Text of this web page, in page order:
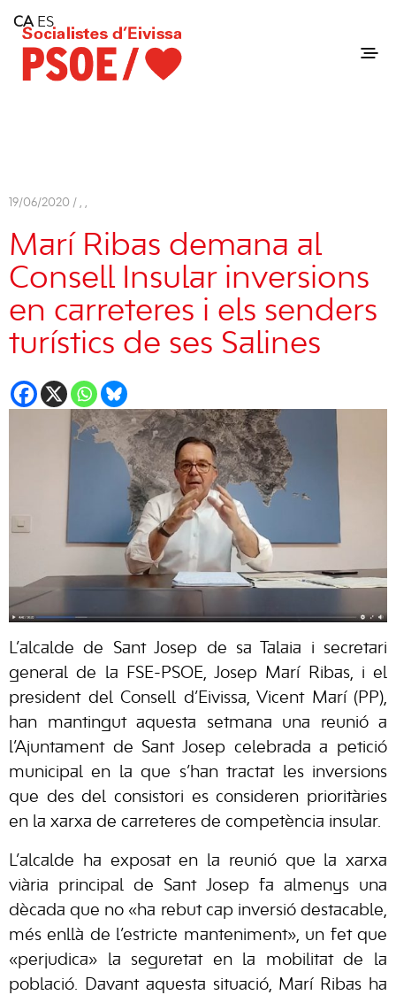
Consell Insular d'Eivissa
Services
Contact
19/06/2020 / , ,
Marí Ribas demana al
Consell Insular inversions
en carreteres i els senders
turístics de ses Salines
L’alcalde de Sant Josep de sa Talaia i secretari
general de la FSE-PSOE, Josep Marí Ribas, i el
president del Consell d’Eivissa, Vicent Marí (PP),
han mantingut aquesta setmana una reunió a
l’Ajuntament de Sant Josep celebrada a petició
municipal en la que s’han tractat les inversions
que des del consistori es consideren prioritàries
en la xarxa de carreteres de competència insular.
L’alcalde ha exposat en la reunió que la xarxa
viària principal de Sant Josep fa almenys una
dècada que no «ha rebut cap inversió destacable,
més enllà de l’estricte manteniment», un fet que
«perjudica» la seguretat en la mobilitat de la
població. Davant aquesta situació, Marí Ribas ha
CA ES